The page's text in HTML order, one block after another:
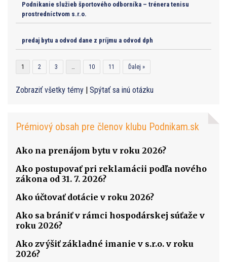
Podnikanie služieb športového odborníka – trénera tenisu
prostredníctvom s.r.o.
predaj bytu a odvod dane z príjmu a odvod dph
1 2 3 … 10 11 Ďalej »
Zobraziť všetky témy | Spýtať sa inú otázku
Prémiový obsah pre členov klubu Podnikam.sk
Ako na prenájom bytu v roku 2026?
Ako postupovať pri reklamácii podľa nového
zákona od 31. 7. 2026?
Ako účtovať dotácie v roku 2026?
Ako sa brániť v rámci hospodárskej súťaže v
roku 2026?
Ako zvýšiť základné imanie v s.r.o. v roku
2026?